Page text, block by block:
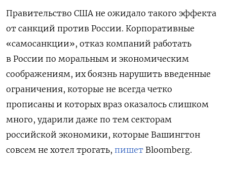
Правительство США не ожидало такого эффекта
от санкций против России. Корпоративные
«самосанкции», отказ компаний работать
в России по моральным и экономическим
соображениям, их боязнь нарушить введенные
ограничения, которые не всегда четко
прописаны и которых враз оказалось слишком
много, ударили даже по тем секторам
российской экономики, которые Вашингтон
совсем не хотел трогать, пишет Bloomberg.